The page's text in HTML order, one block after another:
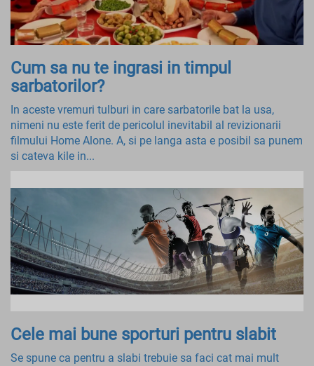
Cum sa nu te ingrasi in timpul
sarbatorilor?
In aceste vremuri tulburi in care sarbatorile bat la usa,
nimeni nu este ferit de pericolul inevitabil al revizionarii
filmului Home Alone. A, si pe langa asta e posibil sa punem
si cateva kile in...
Cele mai bune sporturi pentru slabit
Se spune ca pentru a slabi trebuie sa faci cat mai mult